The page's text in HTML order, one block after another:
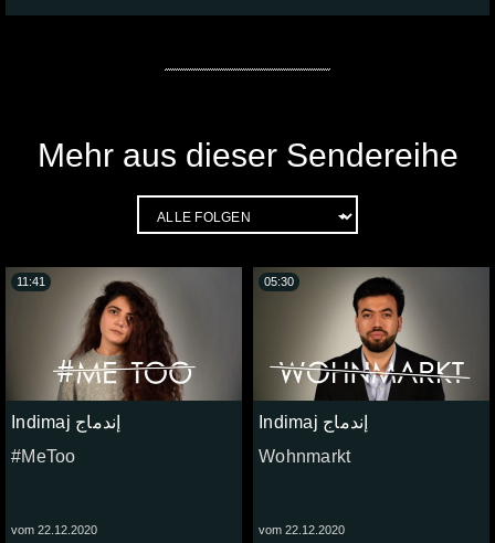
Mehr aus dieser Sendereihe
Indimaj إندماج
#MeToo
vom 22.12.2020
11:41
Indimaj إندماج
Wohnmarkt
vom 22.12.2020
05:30